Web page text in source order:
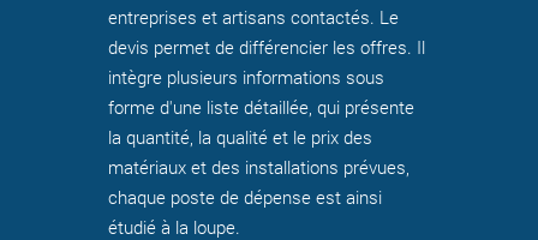
entreprises et artisans contactés. Le
devis permet de différencier les offres. Il
intègre plusieurs informations sous
forme d'une liste détaillée, qui présente
la quantité, la qualité et le prix des
matériaux et des installations prévues,
chaque poste de dépense est ainsi
étudié à la loupe.